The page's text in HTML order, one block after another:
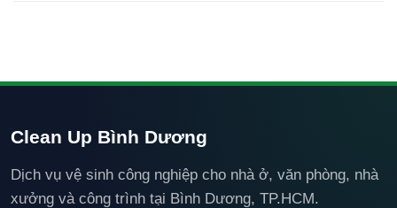
Clean Up Bình Dương
Dịch vụ vệ sinh công nghiệp cho nhà ở, văn phòng, nhà
xưởng và công trình tại Bình Dương, TP.HCM.